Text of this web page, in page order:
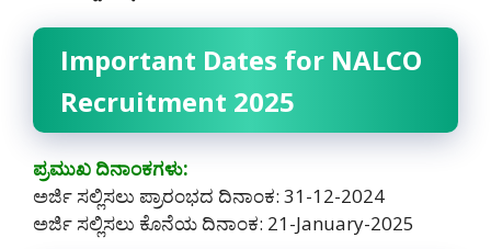
Important Dates for NALCO
Recruitment 2025
ಪ್ರಮುಖ ದಿನಾಂಕಗಳು:
ಅರ್ಜಿ ಸಲ್ಲಿಸಲು ಪ್ರಾರಂಭದ ದಿನಾಂಕ: 31-12-2024
ಅರ್ಜಿ ಸಲ್ಲಿಸಲು ಕೊನೆಯ ದಿನಾಂಕ: 21-January-2025